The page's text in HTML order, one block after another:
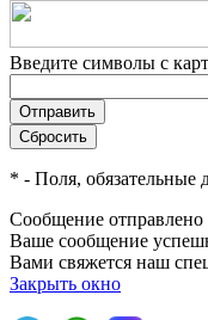
Введите символы с
* - Поля, обязательные
Сообщение отправлено
Ваше сообщение
Вами свяжется наш
Закрыть окно